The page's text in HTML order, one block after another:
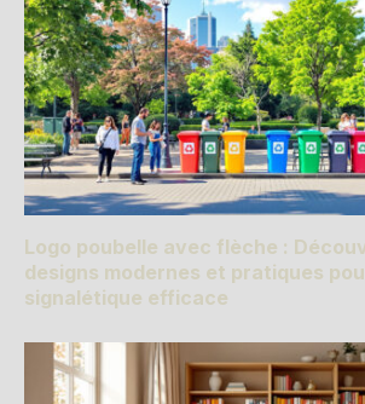
Logo poubelle avec flèche :
designs modernes et pratiques
signalétique efficace